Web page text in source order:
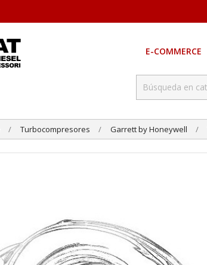
E-COMMERCE
Turbocompresores Garrett by Honeywell